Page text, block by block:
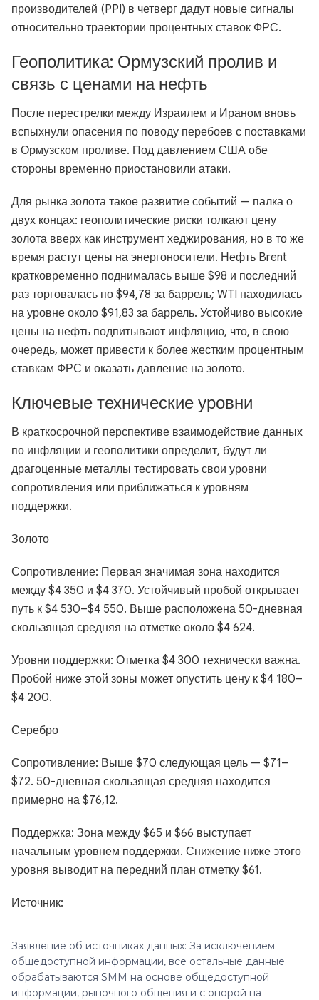
производителей (PPI) в четверг дадут новые сигналы
относительно траектории процентных ставок ФРС.
Геополитика: Ормузский пролив и
связь с ценами на нефть
После перестрелки между Израилем и Ираном вновь
вспыхнули опасения по поводу перебоев с поставками
в Ормузском проливе. Под давлением США обе
стороны временно приостановили атаки.
Для рынка золота такое развитие событий — палка о
двух концах: геополитические риски толкают цену
золота вверх как инструмент хеджирования, но в то же
время растут цены на энергоносители. Нефть Brent
кратковременно поднималась выше $98 и последний
раз торговалась по $94,78 за баррель; WTI находилась
на уровне около $91,83 за баррель. Устойчиво высокие
цены на нефть подпитывают инфляцию, что, в свою
очередь, может привести к более жестким процентным
ставкам ФРС и оказать давление на золото.
Ключевые технические уровни
В краткосрочной перспективе взаимодействие данных
по инфляции и геополитики определит, будут ли
драгоценные металлы тестировать свои уровни
сопротивления или приближаться к уровням
поддержки.
Золото
Сопротивление: Первая значимая зона находится
между $4 350 и $4 370. Устойчивый пробой открывает
путь к $4 530–$4 550. Выше расположена 50-дневная
скользящая средняя на отметке около $4 624.
Уровни поддержки: Отметка $4 300 технически важна.
Пробой ниже этой зоны может опустить цену к $4 180–
$4 200.
Серебро
Сопротивление: Выше $70 следующая цель — $71–
$72. 50-дневная скользящая средняя находится
примерно на $76,12.
Поддержка: Зона между $65 и $66 выступает
начальным уровнем поддержки. Снижение ниже этого
уровня выводит на передний план отметку $61.
Источник:
Заявление об источниках данных: За исключением
общедоступной информации, все остальные данные
обрабатываются SMM на основе общедоступной
информации, рыночного общения и с опорой на